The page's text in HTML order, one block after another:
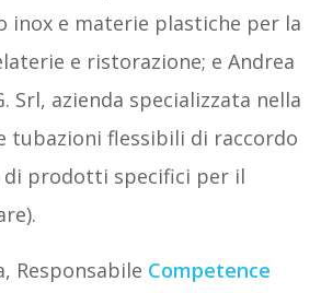
inox e materie plastiche per la
e ristorazione; e Andrea
Srl, azienda specializzata nella
tubazioni flessibili di raccordo
di prodotti specifici per il
Responsabile Competence